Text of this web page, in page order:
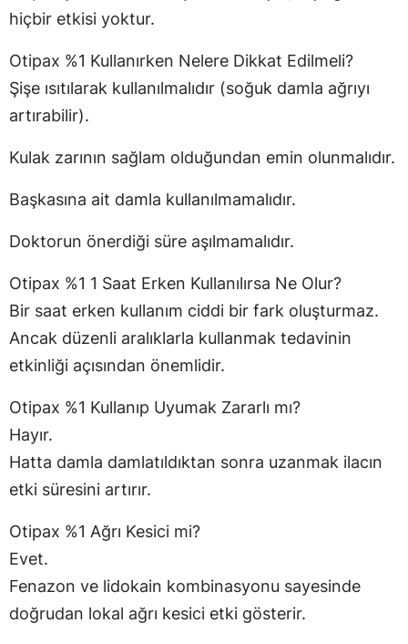
hiçbir etkisi yoktur.
Otipax %1 Kullanırken Nelere Dikkat Edilmeli?
Şişe ısıtılarak kullanılmalıdır (soğuk damla ağrıyı
artırabilir).
Kulak zarının sağlam olduğundan emin olunmalıdır.
Başkasına ait damla kullanılmamalıdır.
Doktorun önerdiği süre aşılmamalıdır.
Otipax %1 1 Saat Erken Kullanılırsa Ne Olur?
Bir saat erken kullanım ciddi bir fark oluşturmaz.
Ancak düzenli aralıklarla kullanmak tedavinin
etkinliği açısından önemlidir.
Otipax %1 Kullanıp Uyumak Zararlı mı?
Hayır.
Hatta damla damlatıldıktan sonra uzanmak ilacın
etki süresini artırır.
Otipax %1 Ağrı Kesici mi?
Evet.
Fenazon ve lidokain kombinasyonu sayesinde
doğrudan lokal ağrı kesici etki gösterir.